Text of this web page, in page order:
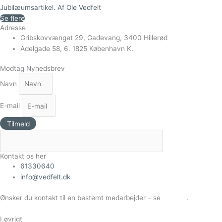
Jubilæumsartikel. Af Ole Vedfelt
Se flere
Adresse
Gribskovvænget 29, Gadevang, 3400 Hillerød
Adelgade 58, 6. 1825 København K.
Modtag Nyhedsbrev
Navn
E-mail
Tilmeld
Kontakt os her
61330640
info@vedfelt.dk
Ønsker du kontakt til en bestemt medarbejder – se .
I øvrigt